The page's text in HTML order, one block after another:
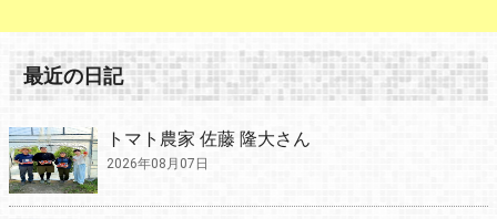
最近の日記
トマト農家 佐藤 隆大さん
2026年08月07日